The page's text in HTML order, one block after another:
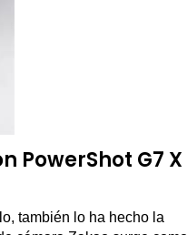
PowerShot G7 X
también lo ha hecho la